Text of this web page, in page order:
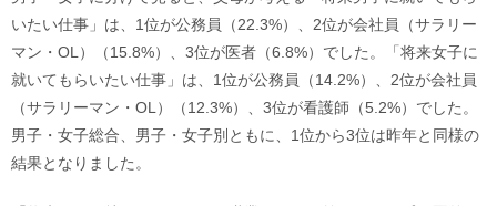
いたい仕事」は、1位が公務員（22.3%）、2位が会社員（サラリー
マン・OL）（15.8%）、3位が医者（6.8%）でした。「将来女子に
就いてもらいたい仕事」は、1位が公務員（14.2%）、2位が会社員
（サラリーマン・OL）（12.3%）、3位が看護師（5.2%）でした。
男子・女子総合、男子・女子別ともに、1位から3位は昨年と同様の
結果となりました。